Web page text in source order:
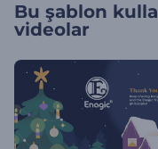
Bu şablon
videolar